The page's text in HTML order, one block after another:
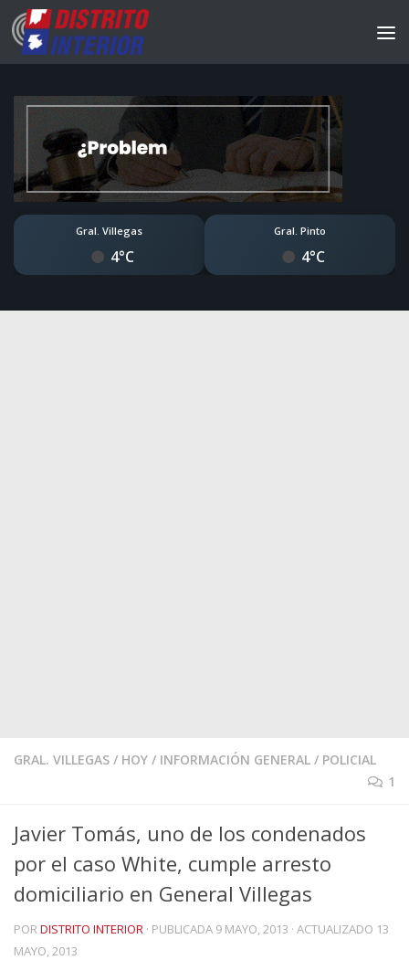
Gral. Villegas
4°C
Gral. Pinto
4°C
GRAL. VILLEGAS / HOY / INFORMACIÓN GENERAL / POLICIAL
1
Javier Tomás, uno de los condenados
por el caso White, cumple arresto
domiciliario en General Villegas
PORDISTRITO INTERIOR · PUBLICADA 9 MAYO, 2013 · ACTUALIZADO 13
MAYO, 2013